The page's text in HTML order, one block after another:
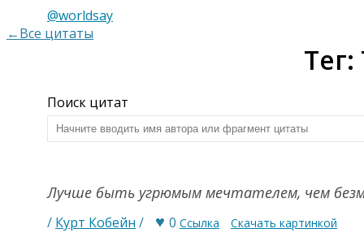
@worldsay
←Все цитаты
Поиск цитат
Лучше быть угрюмым мечтателем, чем
/ Курт Кобейн / ♥ 0 Ссылка Скачать картинкой